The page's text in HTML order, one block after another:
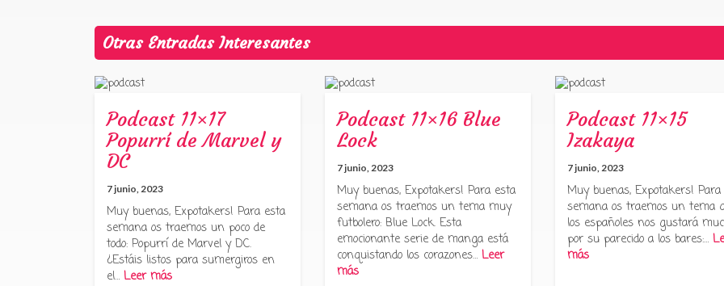
Otras Entradas Interesantes
Podcast 11×17
Popurrí de Marvel y
DC
7 junio, 2023
Muy buenas, Expotakers! Para esta
semana os traemos un poco de
todo: Popurrí de Marvel y DC.
¿Estáis listos para sumergiros en
el… Leer más
Podcast 11×16 Blue
Lock
7 junio, 2023
Muy buenas, Expotakers! Para esta
semana os traemos un tema muy
futbolero: Blue Lock. Esta
emocionante serie de manga está
conquistando los corazones… Leer
más
Podcast 11×15
Izakaya
7 junio, 2023
Muy buenas, Expotakers!
semana os traemos un tema
los españoles nos gustará
por su parecido a los bares:…
más